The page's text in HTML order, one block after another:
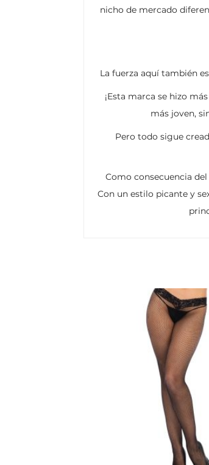
nicho de mercado
La fuerza aquí también
¡Esta marca se hizo
más joven,
Pero todo sigue
Como consecuencia
Con un estilo picante y